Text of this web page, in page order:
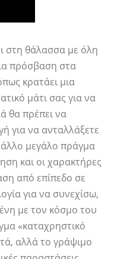
στη θάλασσα με όλη
πρόσβαση στα
κρατάει μια
μάτι σας για να
θα πρέπει να
για να ανταλλάξετε
άλλο μεγάλο πράγμα
και οι χαρακτήρες
από επίπεδο σε
για να συνεχίσω,
με τον κόσμο του
«καταχρηστικό
αλλά το γράψιμο